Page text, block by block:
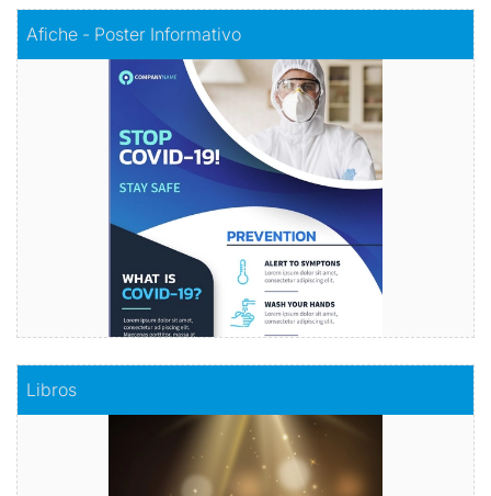
Afiche - Poster Informativo
Información visualmente atractiva
Comprar
Comprar
Libros
Haz realidad tu historia
Comprar